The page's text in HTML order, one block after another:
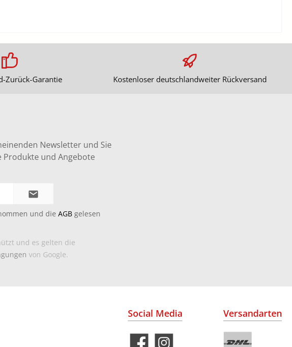
Zurück-Garantie Kostenloser deutschlandweiter Rückversand
Newsletter und Sie
und Angebote
und die AGB gelesen
und es gelten die
von Google.
Social Media Versandarten